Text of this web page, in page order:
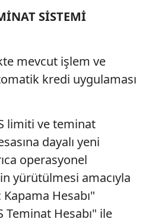
SİSTEMİ
mevcut işlem ve
kredi uygulaması
limiti ve teminat
dayalı yeni
operasyonel
yürütülmesi amacıyla
Hesabı"
Teminat Hesabı" ile